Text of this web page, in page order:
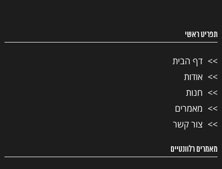
תפריט ראשי
דף הבית
אודות
חנות
מאמרים
צור קשר
מאמרים רלוונטיים